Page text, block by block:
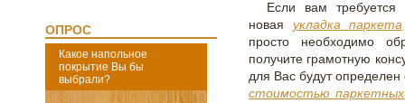
ОПРОС
Какое напольное
покрытие Вы бы
выбрали?
Если вам требуется
новая укладка паркета
просто необходимо
получите грамотную
для Вас будут
стоимостью